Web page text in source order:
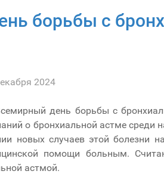
борьбы с
2024
день борьбы с
о бронхиальной астме среди
новых случаев этой болезни
помощи больным.
астмой.